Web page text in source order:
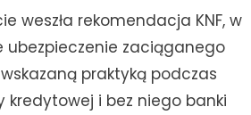
weszła rekomendacja KNF, w
ubezpieczenie zaciąganego
praktyką podczas
kredytowej i bez niego banki